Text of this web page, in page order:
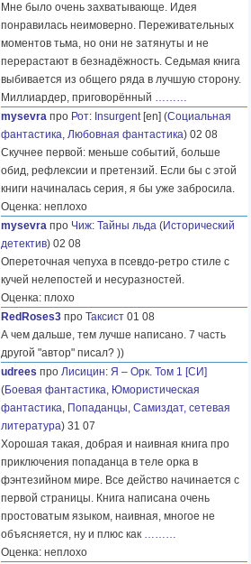
Мне было очень захватывающе. Идея
понравилась неимоверно. Переживательных
моментов тьма, но они не затянуты и не
перерастают в безнадёжность. Седьмая книга
выбивается из общего ряда в лучшую сторону.
Миллиардер, приговорённый ………
mysevra про Рот: Insurgent[en] (Социальная
фантастика, Любовная фантастика) 02 08
Скучнее первой: меньше событий, больше
обид, рефлексии и претензий. Если бы с этой
книги начиналась серия, я бы уже забросила.
Оценка: неплохо
mysevra про Чиж: Тайны льда (Исторический
детектив) 02 08
Опереточная чепуха в псевдо-ретро стиле с
кучей нелепостей и несуразностей.
Оценка: плохо
RedRoses3 про Таксист 01 08
А чем дальше, тем лучше написано. 7 часть
другой "автор" писал? ))
udrees про Лисицин: Я – Орк. Том 1 [СИ]
(Боевая фантастика, Юмористическая
фантастика, Попаданцы, Самиздат, сетевая
литература) 31 07
Хорошая такая, добрая и наивная книга про
приключения попаданца в теле орка в
фэнтезийном мире. Все действо начинается с
первой страницы. Книга написана очень
простоватым языком, наивная, многое не
объясняется, ну и плюс как ………
Оценка: неплохо